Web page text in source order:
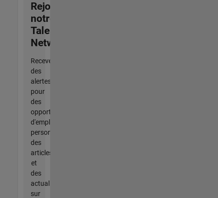
Rejoignez
notre
Talent
Network
Recevez
des
alertes
pour
des
opportunités
d'emploi
personnalisées,
des
articles
et
des
actualités
sur